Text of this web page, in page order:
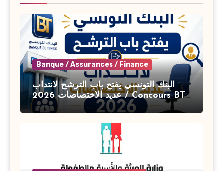
Banque / Assurances / Finance
البنك التونسي يفتح باب الترشح لانتداب
عديد الاختصاصات 2026 / Concours BT
Banque de Tunisie 2026